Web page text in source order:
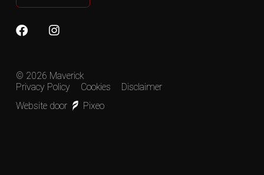
© 2026 Maverick
Privacy Policy
Cookies
Disclaimer
Website door
Pixeo